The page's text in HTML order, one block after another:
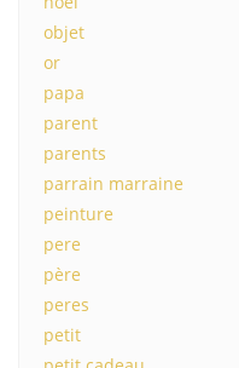
objet
or
papa
parent
parents
parrain marraine
peinture
pere
père
peres
petit